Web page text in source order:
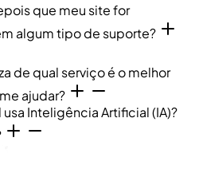
que meu site for
algum tipo de suporte?
de qual serviço é o melhor
ajudar?
Inteligência Artificial (IA)?